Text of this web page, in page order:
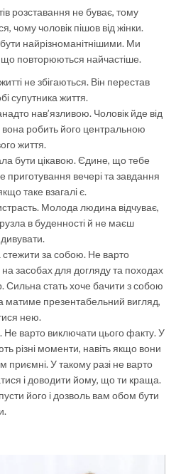
розставання не буває, тому
чому чоловік пішов від жінки.
найрізноманітнішими. Ми
що повторюються найчастіше.
не збігаються. Він перестав
супутника життя.
нав’язливою. Чоловік йде від
вона робить його центральною
життя.
бути цікавою. Єдине, що тебе
приготування вечері та завдання
таке взагалі є.
Молода людина відчуває,
в буденності й не маєш
за собою. Не варто
засобах для догляду та походах
Сильна стать хоче бачити з собою
матиме презентабельний вигляд,
нею.
Не варто виключати цього факту. У
різні моменти, навіть якщо вони
приємні. У такому разі не варто
і доводити йому, що ти краща.
його і дозволь вам обом бути